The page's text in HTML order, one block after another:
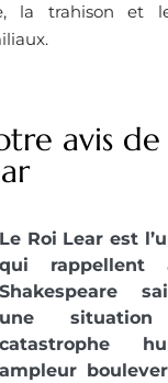
la trahison et
avis de
Le Roi Lear est
qui
Shakespeare
une
catastrophe
ampleur